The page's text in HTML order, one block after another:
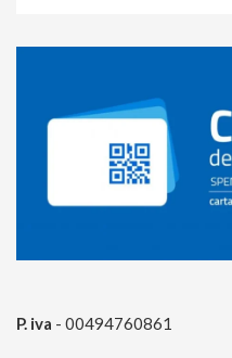
P. iva - 00494760861